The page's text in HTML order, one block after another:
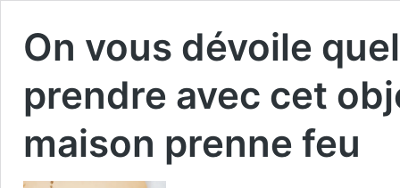
On vous dévoile
prendre avec cet
maison prenne feu